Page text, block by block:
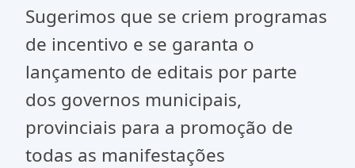
Sugerimos que se criem programas
de incentivo e se garanta o
lançamento de editais por parte
dos governos municipais,
provinciais para a promoção de
todas as manifestações